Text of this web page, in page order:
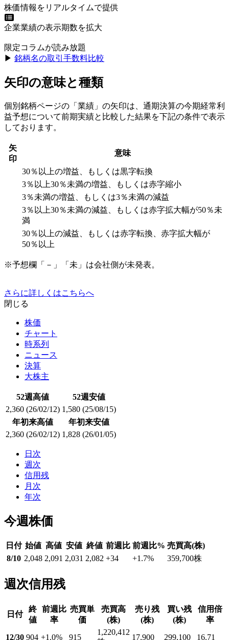
株価情報をリアルタイムで提供
企業業績の表示期数を拡大
限定コラムが読み放題
▶︎ 銘柄名の取引手数料比較
矢印の意味と種類
個別銘柄ページの「業績」の矢印は、通期決算の今期経常利
益予想について前期実績と比較した結果を下記の条件で表示
しております。
矢
印
意味
30％以上の増益、もしくは黒字転換
3％以上30％未満の増益、もしくは赤字縮小
3％未満の増益、もしくは3％未満の減益
3％以上30％未満の減益、もしくは赤字拡大幅が50％未
満
30％以上の減益、もしくは赤字転換、赤字拡大幅が
50％以上
※予想欄「－」「未」は会社側が未発表。
さらに詳しくはこちらへ
閉じる
株価
チャート
時系列
ニュース
決算
大株主
52週高値
52週安値
2,360 (26/02/12) 1,580 (25/08/15)
年初来高値
年初来安値
2,360 (26/02/12) 1,828 (26/01/05)
日次
週次
信用残
月次
年次
今週株価
日付 始値 高値 安値 終値 前週比 前週比% 売買高(株)
8/10 2,048 2,091 2,031 2,082 +34 +1.7% 359,700株
週次信用残
日付
終
値
前週比
率
売買単
価
売買高
(株)
売り残
(株)
買い残
(株)
信用倍
率
12/30 904 +1.0% 915
1,220,412
17,900 299,100 16.71